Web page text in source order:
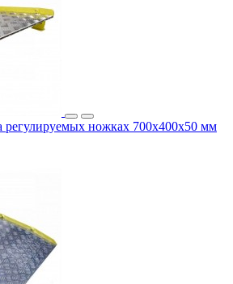
регулируемых ножках 700x400x50 мм